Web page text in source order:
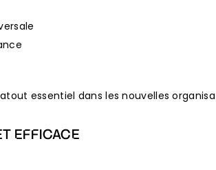
essentiel dans les nouvelles
EFFICACE